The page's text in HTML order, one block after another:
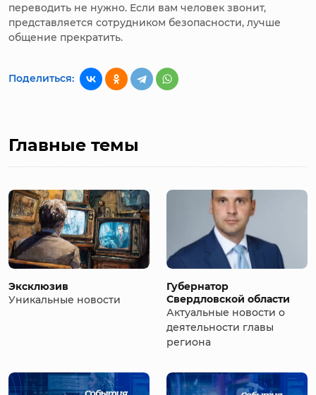
переводить не нужно. Если вам человек звонит,
представляется сотрудником безопасности, лучше
общение прекратить.
Поделиться:
Главные темы
Эксклюзив
Уникальные новости
Губернатор
Свердловской области
Актуальные новости о
деятельности главы
региона